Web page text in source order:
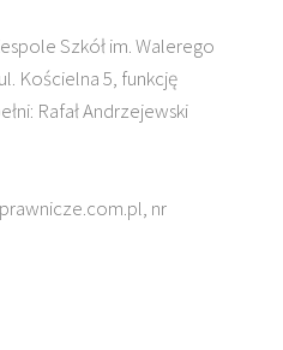
Szkół im. Walerego
Kościelna 5, funkcję
Rafał Andrzejewski
nr